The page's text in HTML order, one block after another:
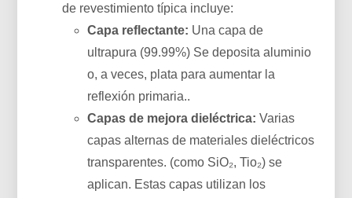
de revestimiento típica incluye:
Capa reflectante: Una capa de
ultrapura (99.99%) Se deposita aluminio
o, a veces, plata para aumentar la
reflexión primaria..
Capas de mejora dieléctrica: Varias
capas alternas de materiales dieléctricos
transparentes. (como SiO₂, Tio₂) se
aplican. Estas capas utilizan los